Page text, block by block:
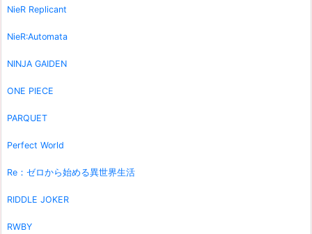
NieR Replicant
NieR:Automata
NINJA GAIDEN
ONE PIECE
PARQUET
Perfect World
Re：ゼロから始める異世界生活
RIDDLE JOKER
RWBY